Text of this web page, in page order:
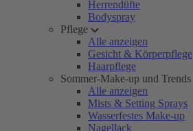
Herrendüfte
Bodyspray
Pflege
Alle anzeigen
Gesicht & Körperpflege
Haarpflege
Sommer-Make-up und Trends
Alle anzeigen
Mists & Setting Sprays
Wasserfestes Make-up
Nagellack